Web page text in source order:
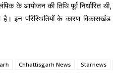
के आयोजन की तिथि पूर्व निर्धारित
है। इन परिस्थितियों के कारण
Chhattisgarh News Starnews